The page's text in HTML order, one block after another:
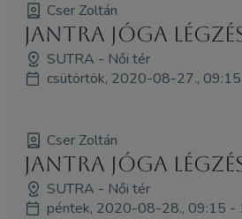
Cser Zoltán
Jantra jóga
SUTRA - Női tér
csütörtök, 2020-08-27.,
Cser Zoltán
Jantra jóga
SUTRA - Női tér
péntek, 2020-08-28., 09:15 -